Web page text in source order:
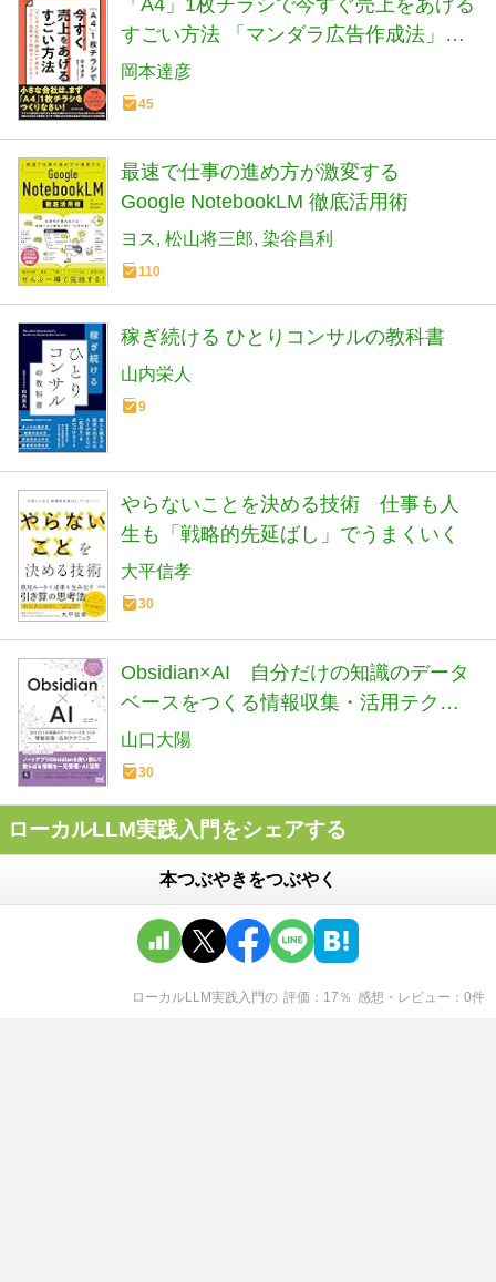
「A4」1枚チラシで今すぐ売上をあげる
すごい方法 「マンダラ広告作成法」で
売れるコピー・広告が1時間でつくれる!
岡本達彦
45
最速で仕事の進め方が激変する
Google NotebookLM 徹底活用術
ヨス 松山将三郎 染谷昌利
110
稼ぎ続ける ひとりコンサルの教科書
山内栄人
9
やらないことを決める技術 仕事も人
生も「戦略的先延ばし」でうまくいく
大平信孝
30
Obsidian×AI 自分だけの知識のデータ
ベースをつくる情報収集・活用テクニ
ック
山口大陽
30
ローカルLLM実践入門をシェアする
本つぶやきをつぶやく
ローカルLLM実践入門の 評価 17 ％ 感想・レビュー 0件